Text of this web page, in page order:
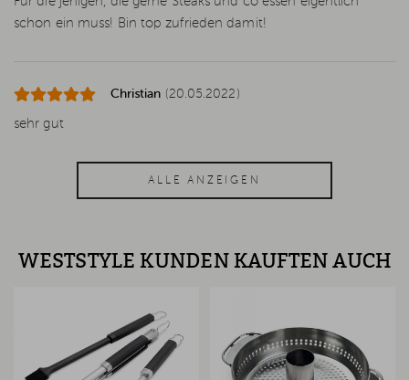
schon ein muss! Bin top zufrieden damit!
Christian (20.05.2022)
sehr gut
ALLE ANZEIGEN
WESTSTYLE KUNDEN KAUFTEN AUCH